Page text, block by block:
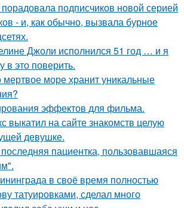
подписчиков новой серией
- и, как обычно, вызвала бурное
Джоли исполнился 51 год … и я
в это поверить.
море хранит уникальные
эффектов для фильма.
выкатил на сайте знакомств целую
девушке.
пациентка, пользовавшаяся
в своё время полностью
татуировками, сделал много